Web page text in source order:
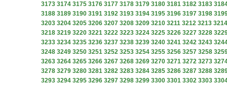
3173 3174 3175 3176 3177 3178 3179 3180 3181 3182 3183
3188 3189 3190 3191 3192 3193 3194 3195 3196 3197 3198
3203 3204 3205 3206 3207 3208 3209 3210 3211 3212 3213 3214
3218 3219 3220 3221 3222 3223 3224 3225 3226 3227 3228
3233 3234 3235 3236 3237 3238 3239 3240 3241 3242 3243
3248 3249 3250 3251 3252 3253 3254 3255 3256 3257 3258
3263 3264 3265 3266 3267 3268 3269 3270 3271 3272 3273
3278 3279 3280 3281 3282 3283 3284 3285 3286 3287 3288
3293 3294 3295 3296 3297 3298 3299 3300 3301 3302 3303